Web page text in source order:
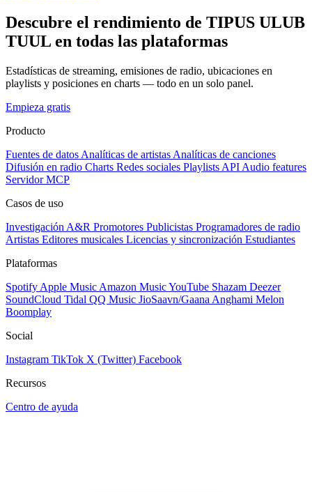
Descubre el rendimiento de TIPUS ULUB
TUUL en todas las plataformas
Estadísticas de streaming, emisiones de radio, ubicaciones en
playlists y posiciones en charts — todo en un solo panel.
Empieza gratis
Producto
Fuentes de datos Analíticas de artistas Analíticas de canciones
Difusión en radio Charts Redes sociales Playlists API Audio features
Servidor MCP
Casos de uso
Investigación A&R Promotores Publicistas Programadores de radio
Artistas Editores musicales Licencias y sincronización Estudiantes
Plataformas
Spotify Apple Music Amazon MusicYouTube Shazam Deezer
SoundCloud Tidal QQ Music JioSaavn/Gaana Anghami Melon
Boomplay
Social
Instagram TikTok X (Twitter) Facebook
Recursos
Centro de ayuda